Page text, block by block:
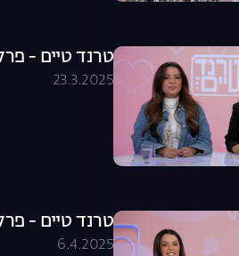
טרנד טיים -
23.3.2025
טרנד טיים -
6.4.2025